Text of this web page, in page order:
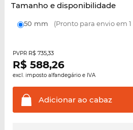
Tamanho e disponibilidade
50 mm (Pronto para envio em 1
PVPR R$ 735,33
R$ 588,26
excl. imposto alfandegário e IVA
Adicionar ao cabaz